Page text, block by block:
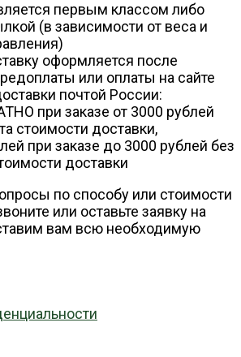
первым классом либо
(в зависимости от веса и
оформляется после
или оплаты на сайте
почтой России:
при заказе от 3000 рублей
стоимости доставки,
при заказе до 3000 рублей без
доставки
по способу или стоимости
или оставьте заявку на
вам всю необходимую